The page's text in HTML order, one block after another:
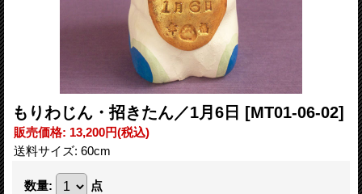
もりわじん・招きたん／1月6日 [MT01-06-02]
販売価格: 13,200円(税込)
送料サイズ: 60cm
数量: 点